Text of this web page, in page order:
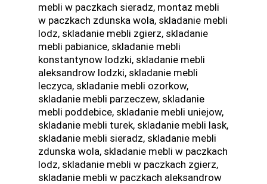
mebli w paczkach sieradz, montaz mebli
w paczkach zdunska wola, skladanie mebli
lodz, skladanie mebli zgierz, skladanie
mebli pabianice, skladanie mebli
konstantynow lodzki, skladanie mebli
aleksandrow lodzki, skladanie mebli
leczyca, skladanie mebli ozorkow,
skladanie mebli parzeczew, skladanie
mebli poddebice, skladanie mebli uniejow,
skladanie mebli turek, skladanie mebli lask,
skladanie mebli sieradz, skladanie mebli
zdunska wola, skladanie mebli w paczkach
lodz, skladanie mebli w paczkach zgierz,
skladanie mebli w paczkach aleksandrow